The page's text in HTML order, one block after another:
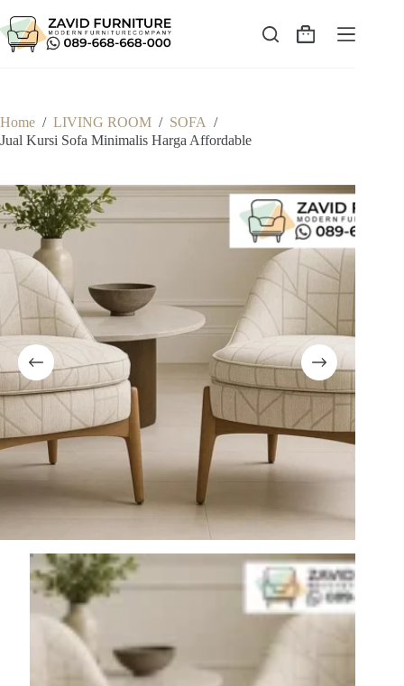
to
content
Shopping
Home / LIVING ROOM / SOFA /
Jual Kursi Sofa Minimalis Harga Affordable